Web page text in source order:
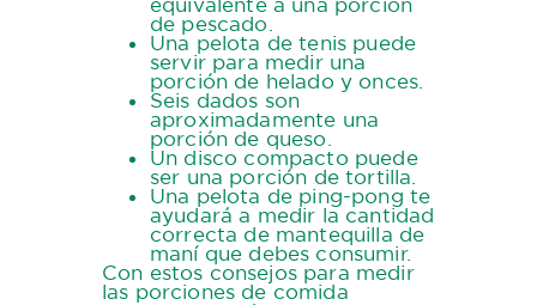
de pescado.
Una pelota de tenis puede
servir para medir una
porción de helado y onces.
Seis dados son
aproximadamente una
porción de queso.
Un disco compacto puede
ser una porción de tortilla.
Una pelota de ping-pong te
ayudará a medir la cantidad
correcta de mantequilla de
maní que debes consumir.
Con estos consejos para medir
las porciones de comida